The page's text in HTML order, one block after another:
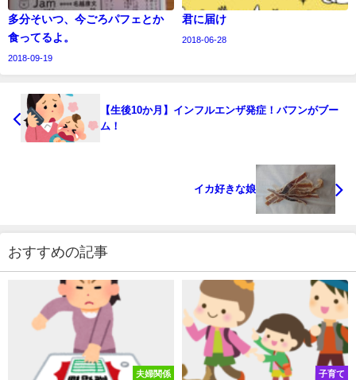
多分そいつ、今ごろパフェとか
食ってるよ。
2018-09-19
君に届け
2018-06-28
【生後10か月】インフルエンザ発症！バフンがブー
ム！
イカ好きな娘
おすすめの記事
夫婦関係 子育て